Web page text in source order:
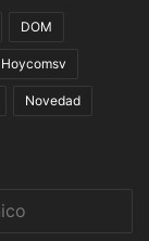
DOM
Hoycomsv
Novedad